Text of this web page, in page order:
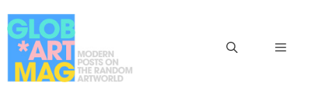
al
contenuto